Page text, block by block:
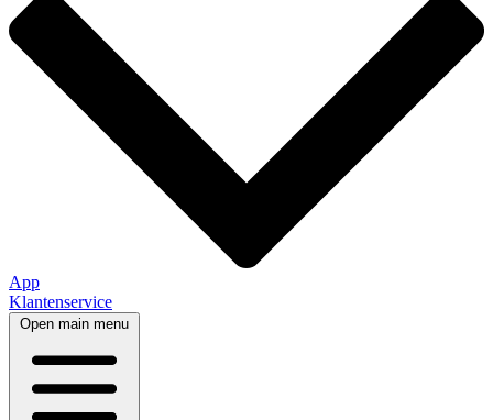
App
Klantenservice
Open main menu